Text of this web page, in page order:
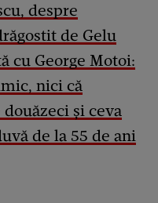
despre
de Gelu
cu George Motoi:
nici că
și ceva
de la 55 de ani